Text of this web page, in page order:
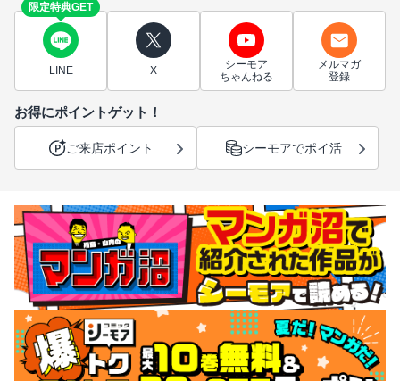
限定特典GET
LINE X
シーモア
ちゃんねる
メルマガ
登録
お得にポイントゲット！
ご来店ポイント シーモアでポイ活